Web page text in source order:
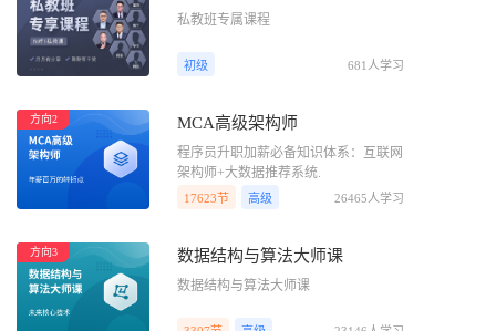
私教班专属课程
初级 681人学习
方向2 MCA高级架构师
程序员升职加薪必备知识体系：互联网
架构师+大数据推荐系统.
17623节 高级 26465人学习
方向3 数据结构与算法大师课
数据结构与算法大师课